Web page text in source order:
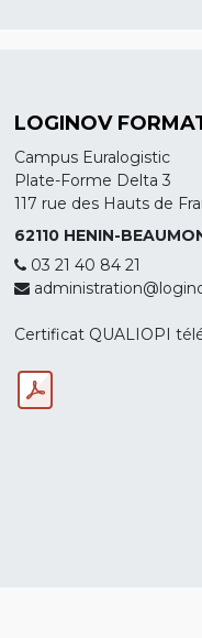
LOGINOV
Campus Euralogistic
Plate-Forme Delta 3
117 rue des Hauts de
62110 HENIN-
03 21 40 84 21
Certificat QUALIOPI